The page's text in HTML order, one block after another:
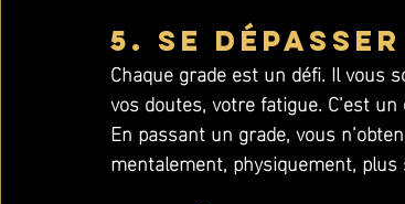
5. Se
Chaque grade est un défi. Il vous
vos doutes, votre fatigue. C’est
En passant un grade, vous
mentalement, physiquement,